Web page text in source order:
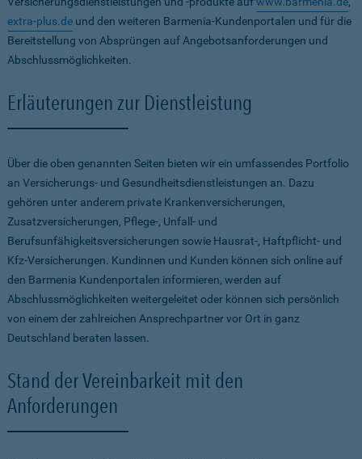
extra-plus.de und den weiteren Barmenia-Kundenportalen und für die
Bereitstellung von Absprüngen auf Angebotsanforderungen und
Abschlussmöglichkeiten.
Erläuterungen zur Dienstleistung
Über die oben genannten Seiten bieten wir ein umfassendes Portfolio
an Versicherungs- und Gesundheitsdienstleistungen an. Dazu
gehören unter anderem private Krankenversicherungen,
Zusatzversicherungen, Pflege-, Unfall- und
Berufsunfähigkeitsversicherungen sowie Hausrat-, Haftpflicht- und
Kfz-Versicherungen. Kundinnen und Kunden können sich online auf
den Barmenia Kundenportalen informieren, werden auf
Abschlussmöglichkeiten weitergeleitet oder können sich persönlich
von einem der zahlreichen Ansprechpartner vor Ort in ganz
Deutschland beraten lassen.
Stand der Vereinbarkeit mit den
Anforderungen